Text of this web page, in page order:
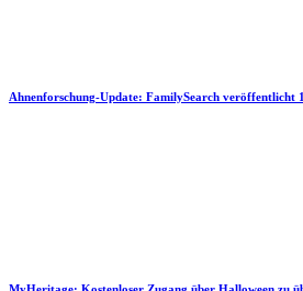
Ahnenforschung-Update: FamilySearch veröffentlicht